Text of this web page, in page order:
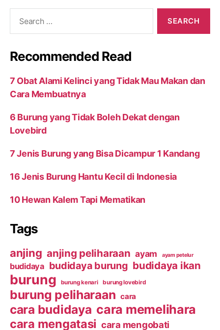
Recommended Read
7 Obat Alami Kelinci yang Tidak Mau Makan dan
Cara Membuatnya
6 Burung yang Tidak Boleh Dekat dengan
Lovebird
7 Jenis Burung yang Bisa Dicampur 1 Kandang
16 Jenis Burung Hantu Kecil di Indonesia
10 Hewan Kalem Tapi Mematikan
Tags
anjing anjing peliharaan ayam ayam petelur
budidaya budidaya burung budidaya ikan
burung burung kenari burung lovebird
burung peliharaan cara
cara budidaya cara memelihara
cara mengatasi cara mengobati